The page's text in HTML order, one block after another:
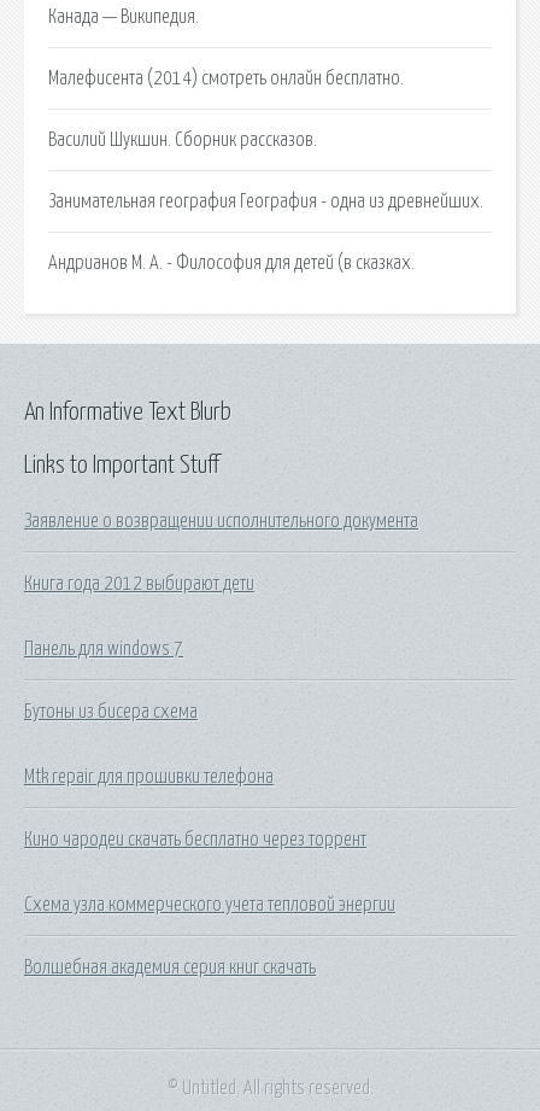
Канада — Википедия.
Малефисента (2014) смотреть онлайн бесплатно.
Василий Шукшин. Сборник рассказов.
Занимательная география География - одна из древнейших.
Андрианов М. А. - Философия для детей (в сказках.
Links to Important Stuff
Заявление о возвращении исполнительного документа
Книга года 2012 выбирают дети
Панель для windows 7
Бутоны из бисера схема
Mtk repair для прошивки телефона
Кино чародеи скачать бесплатно через торрент
Схема узла коммерческого учета тепловой энергии
Волшебная академия серия книг скачать
An Informative Text Blurb
© Untitled. All rights reserved.